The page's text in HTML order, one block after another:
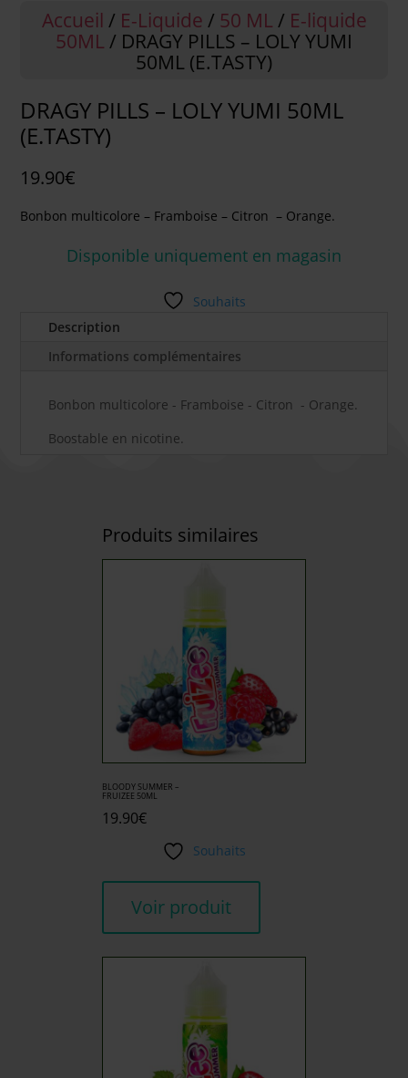
Accueil / E-Liquide / 50 ML / E-liquide
50ML / DRAGY PILLS – LOLY YUMI
50ML (E.TASTY)
DRAGY PILLS – LOLY YUMI 50ML
(E.TASTY)
19.90€
Bonbon multicolore – Framboise – Citron – Orange.
Disponible uniquement en magasin
Souhaits
Description
Informations complémentaires
Bonbon multicolore - Framboise - Citron - Orange.
Boostable en nicotine.
Produits similaires
BLOODY SUMMER –
FRUIZEE 50ML
19.90€
Souhaits
Voir produit